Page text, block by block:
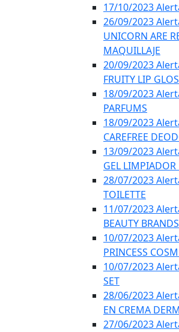
17/10/2023
26/09/2023
UNICORN ARE
MAQUILLAJE
20/09/2023
FRUITY LIP
18/09/2023
PARFUMS
18/09/2023
CAREFREE
13/09/2023
GEL
28/07/2023
TOILETTE
11/07/2023
BEAUTY
10/07/2023
PRINCESS
10/07/2023
SET
28/06/2023
EN CREMA
27/06/2023